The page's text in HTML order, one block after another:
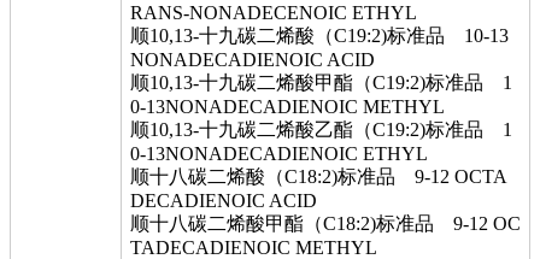
RANS-NONADECENOIC ETHYL
顺10,13-十九碳二烯酸（C19:2)标准品 10-13
NONADECADIENOIC ACID
顺10,13-十九碳二烯酸甲酯（C19:2)标准品 1
0-13NONADECADIENOIC METHYL
顺10,13-十九碳二烯酸乙酯（C19:2)标准品 1
0-13NONADECADIENOIC ETHYL
顺十八碳二烯酸（C18:2)标准品 9-12 OCTA
DECADIENOIC ACID
顺十八碳二烯酸甲酯（C18:2)标准品 9-12 OC
TADECADIENOIC METHYL